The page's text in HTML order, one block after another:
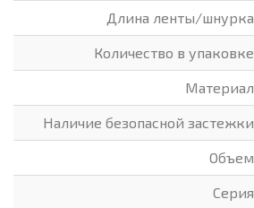
Длина ленты/шнурка
Количество в упаковке
Материал
Наличие безопасной застежки
Объем
Серия